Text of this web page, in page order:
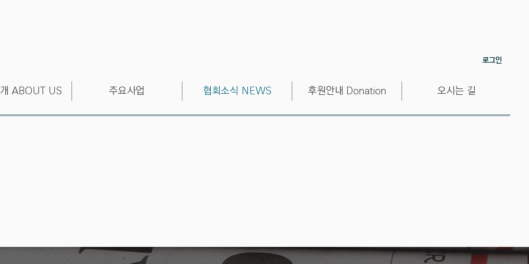
ABOUT US 주요사업 협회소식 NEWS 후원안내 Donation 오시는 길
로그인